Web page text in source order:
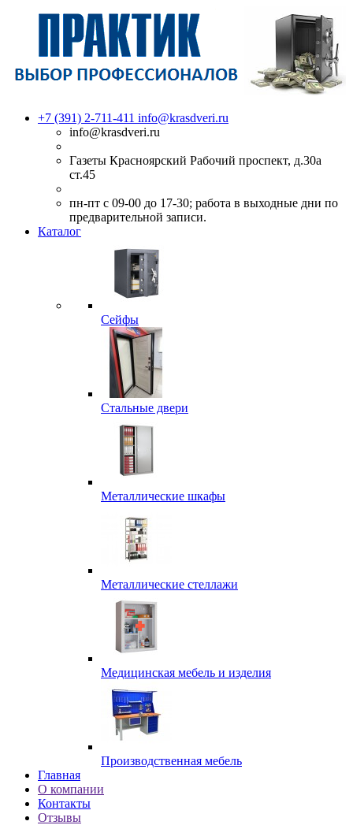
+7 (391) 2-711-411 info@krasdveri.ru
info@krasdveri.ru
Газеты Красноярский Рабочий проспект, д.30а
ст.45
пн-пт с 09-00 до 17-30; работа в выходные дни по
предварительной записи.
Каталог
Сейфы
Стальные двери
Металлические шкафы
Металлические стеллажи
Медицинская мебель и изделия
Производственная мебель
Главная
О компании
Контакты
Отзывы